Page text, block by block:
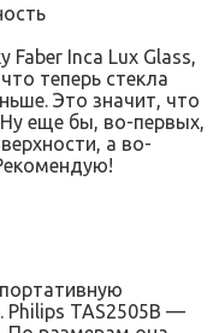
Inca Lux Glass,
теперь стекла
Это значит, что
еще бы, во-первых,
а во-
Philips TAS2505B —